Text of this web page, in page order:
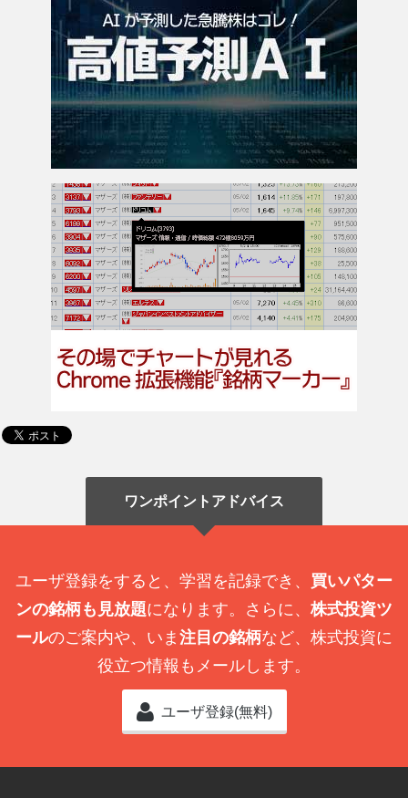
ワンポイントアドバイス
ユーザ登録をすると、学習を記録でき、 買いパター
ンの銘柄も見放題になります。さらに、 株式投資ツ
ールのご案内や、いま 注目の銘柄など、株式投資に
役立つ情報もメールします。
ユーザ登録(無料)